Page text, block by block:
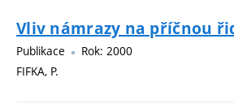
Vliv námrazy na příčnou
Publikace
Rok: 2000
FIFKA, P.